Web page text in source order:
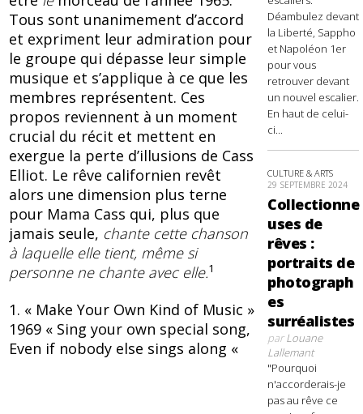
Tous sont unanimement d’accord
et expriment leur admiration pour
le groupe qui dépasse leur simple
musique et s’applique à ce que les
membres représentent. Ces
propos reviennent à un moment
crucial du récit et mettent en
exergue la perte d’illusions de Cass
Elliot. Le rêve californien revêt
alors une dimension plus terne
pour Mama Cass qui, plus que
jamais seule, chante cette chanson
à laquelle elle tient, même si
personne ne chante avec elle.1
1. « Make Your Own Kind of Music »
1969 « Sing your own special song,
Even if nobody else sings along «
Déambulez devant
la Liberté, Sappho
et Napoléon 1er
pour vous
retrouver devant
un nouvel escalier.
En haut de celui-
ci...
CULTURE & ARTS
29 SEPTEMBRE 2024
Collectionne
uses de
rêves :
portraits de
photograph
es
surréalistes
parLouane
Lallemant
"Pourquoi
n'accorderais-je
pas au rêve ce